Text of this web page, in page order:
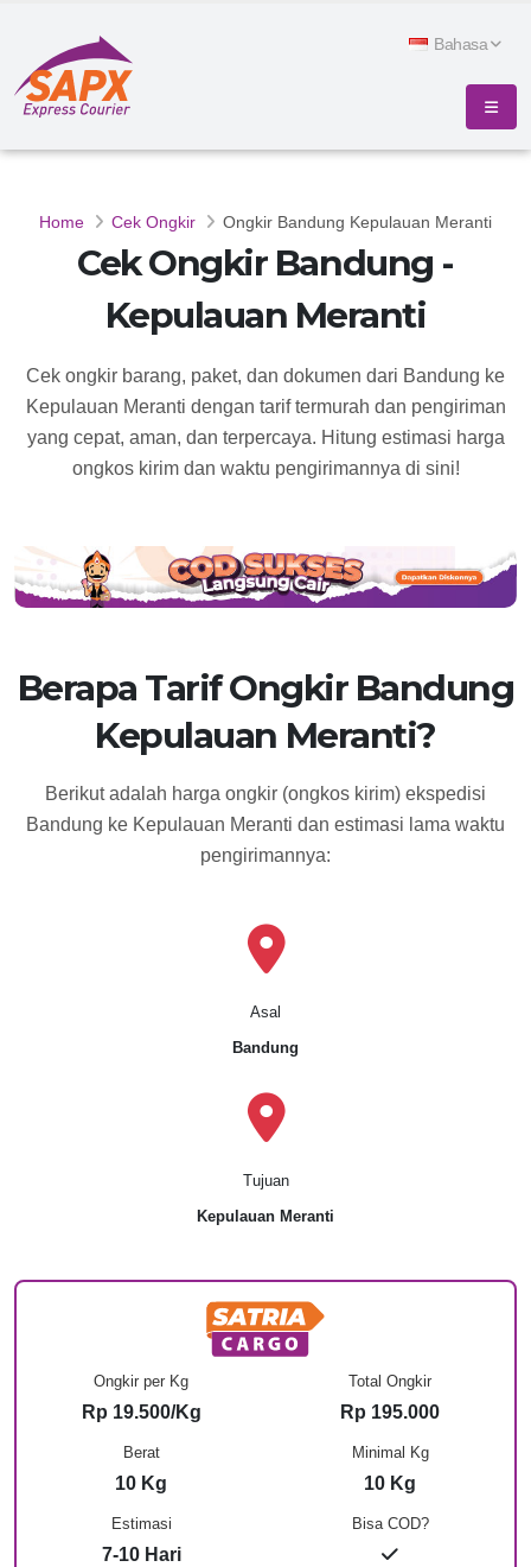
Bahasa
Home Cek Ongkir Ongkir Bandung Kepulauan Meranti
Cek Ongkir Bandung -
Kepulauan Meranti
Cek ongkir barang, paket, dan dokumen dari Bandung ke
Kepulauan Meranti dengan tarif termurah dan pengiriman
yang cepat, aman, dan terpercaya. Hitung estimasi harga
ongkos kirim dan waktu pengirimannya di sini!
Berapa Tarif Ongkir Bandung
Kepulauan Meranti?
Berikut adalah harga ongkir (ongkos kirim) ekspedisi
Bandung ke Kepulauan Meranti dan estimasi lama waktu
pengirimannya:
Asal
Bandung
Tujuan
Kepulauan Meranti
Bisa COD?
Ongkir per Kg
Rp 19.500/Kg
Total Ongkir
Rp 195.000
Berat
10 Kg
Minimal Kg
10 Kg
Estimasi
7-10 Hari